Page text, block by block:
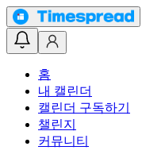
홈
내 캘린더
캘린더 구독하기
챌린지
커뮤니티